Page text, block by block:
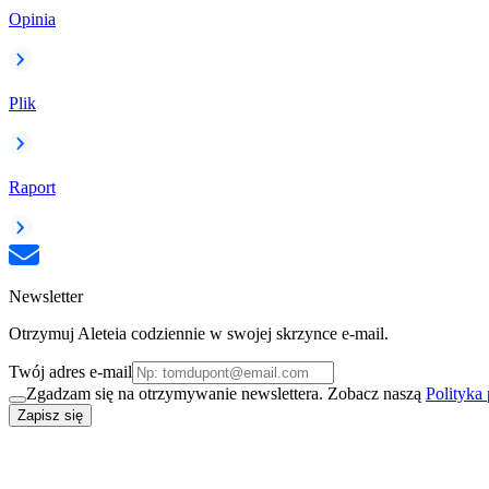
Opinia
Plik
Raport
Newsletter
Otrzymuj Aleteia codziennie w swojej skrzynce e-mail.
Twój adres e-mail
Zgadzam się na otrzymywanie newslettera. Zobacz naszą Polityka
Zapisz się